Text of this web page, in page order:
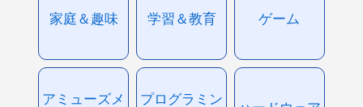
家庭＆趣味 学習＆教育 ゲーム
アミューズメ
プログラミン